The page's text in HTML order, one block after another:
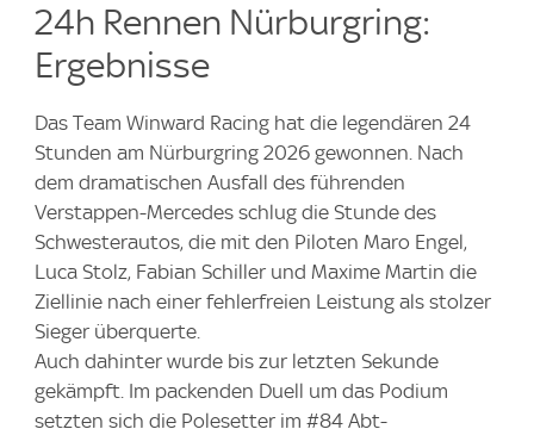
24h Rennen Nürburgring:
Ergebnisse
Das Team Winward Racing hat die legendären 24
Stunden am Nürburgring 2026 gewonnen. Nach
dem dramatischen Ausfall des führenden
Verstappen-Mercedes schlug die Stunde des
Schwesterautos, die mit den Piloten Maro Engel,
Luca Stolz, Fabian Schiller und Maxime Martin die
Ziellinie nach einer fehlerfreien Leistung als stolzer
Sieger überquerte.
Auch dahinter wurde bis zur letzten Sekunde
gekämpft. Im packenden Duell um das Podium
setzten sich die Polesetter im #84 Abt-